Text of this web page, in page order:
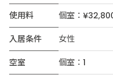
使用料
個室：
入居条件
女性
空室
個室：1